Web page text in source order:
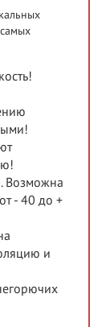
Возможна
- 40 до +
и